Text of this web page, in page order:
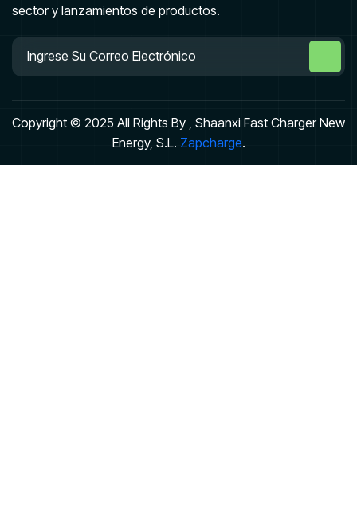
sector y lanzamientos de productos.
Copyright © 2025 All Rights By , Shaanxi Fast Charger New
Energy, S.L. Zapcharge.